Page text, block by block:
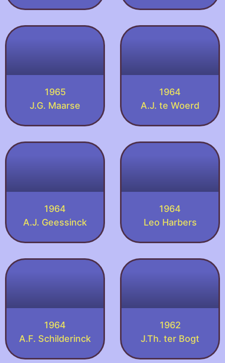
1965
J.G. Maarse
1964
A.J. te Woerd
1964
A.J. Geessinck
1964
Leo Harbers
1964
A.F. Schilderinck
1962
J.Th. ter Bogt